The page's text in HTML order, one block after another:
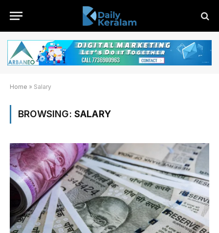
Home » Salary
BROWSING: SALARY